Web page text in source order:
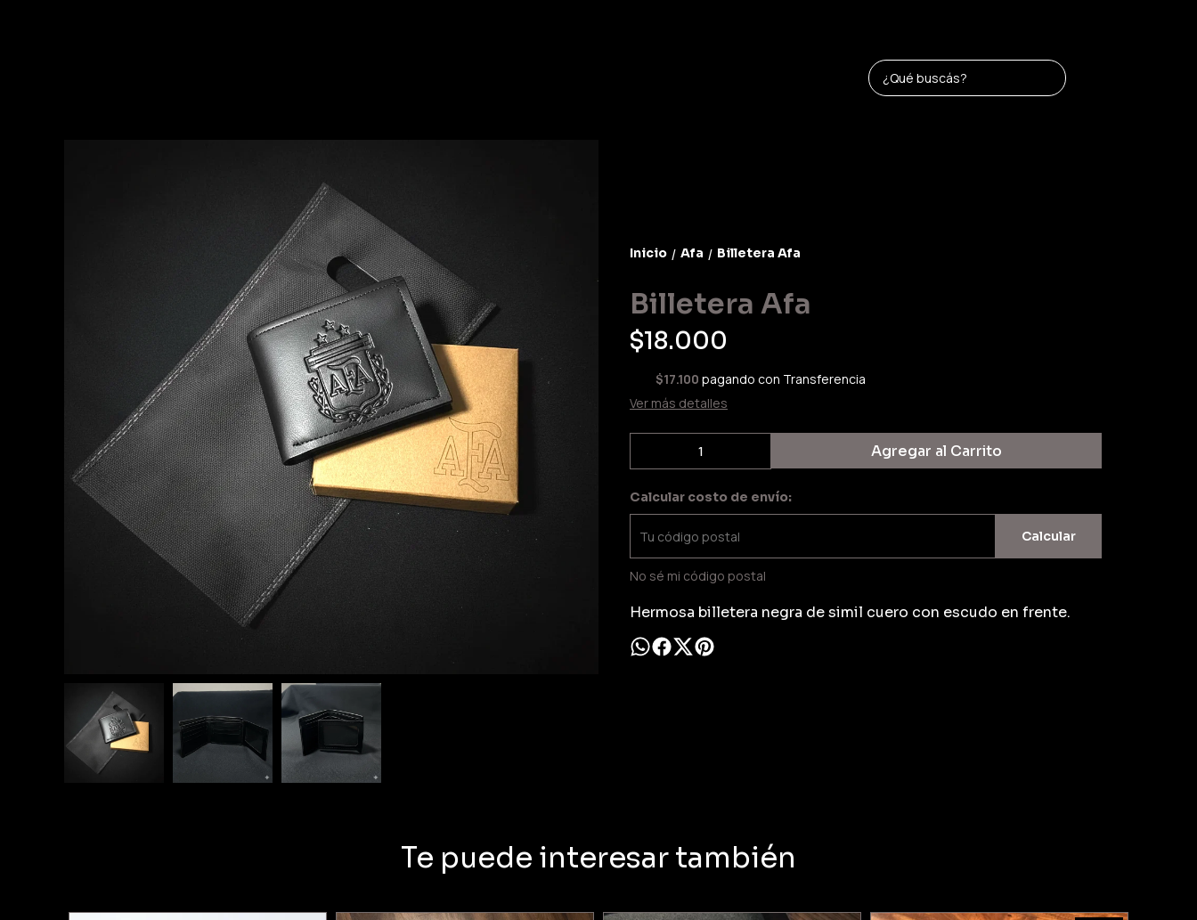
Inicio / Afa / Billetera Afa
Billetera Afa
$18.000
$17.100 pagando con Transferencia
Ver más detalles
Agregar al Carrito
Calcular costo de envío:
Calcular
No sé mi código postal
Hermosa billetera negra de simil cuero con escudo en frente.
Te puede interesar también